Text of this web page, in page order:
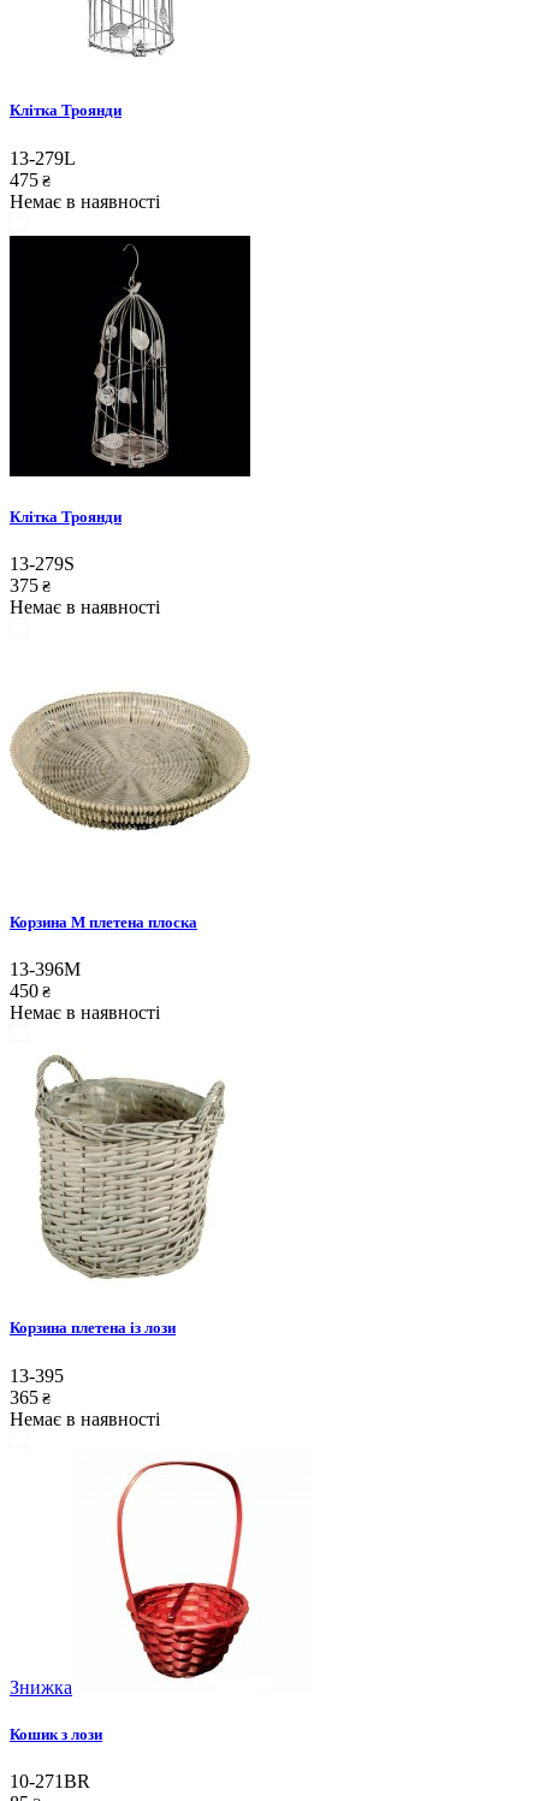
Клітка Троянди
13-279L
475 ₴
Немає в наявності
Клітка Троянди
13-279S
375 ₴
Немає в наявності
Корзина M плетена плоска
13-396M
450 ₴
Немає в наявності
Корзина плетена із лози
13-395
365 ₴
Немає в наявності
Знижка
Кошик з лози
10-271BR